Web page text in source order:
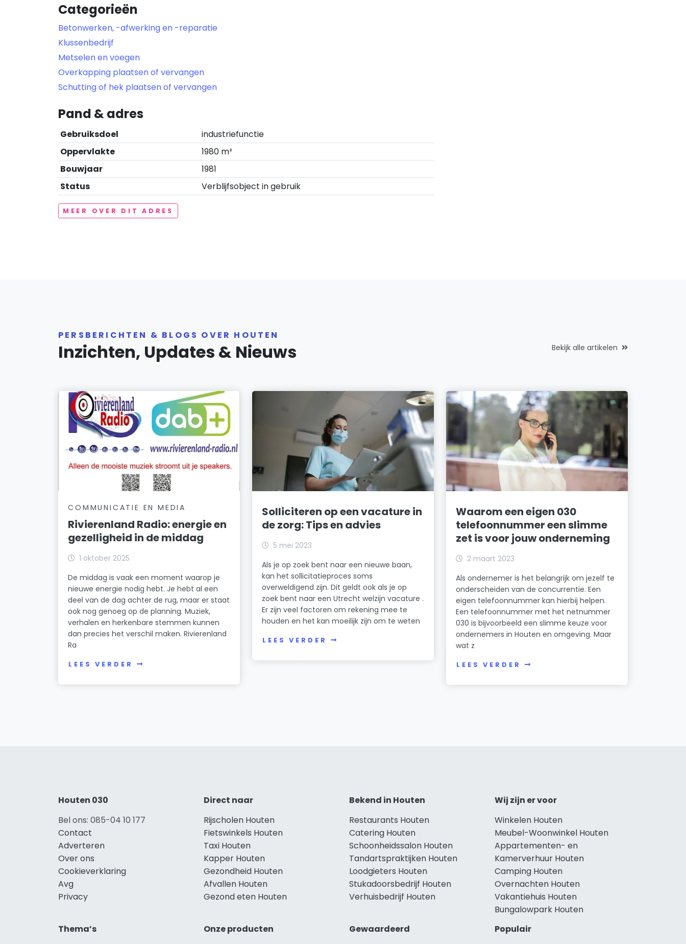
Categorieën
Betonwerken, -afwerking en -reparatie
Klussenbedrijf
Metselen en voegen
Overkapping plaatsen of vervangen
Schutting of hek plaatsen of vervangen
Pand & adres
Gebruiksdoel
industriefunctie
Oppervlakte
1980 m²
Bouwjaar
1981
Status
Verblijfsobject in gebruik
MEER OVER DIT ADRES
PERSBERICHTEN & BLOGS OVER HOUTEN
Inzichten, Updates & Nieuws Bekijk alle artikelen
COMMUNICATIE EN MEDIA
Rivierenland Radio: energie en
gezelligheid in de middag
1 oktober 2025
De middag is vaak een moment waarop je
nieuwe energie nodig hebt. Je hebt al een
deel van de dag achter de rug, maar er staat
ook nog genoeg op de planning. Muziek,
verhalen en herkenbare stemmen kunnen
dan precies het verschil maken. Rivierenland
Ra
LEES VERDER
Solliciteren op een vacature in
de zorg: Tips en advies
5 mei 2023
Als je op zoek bent naar een nieuwe baan,
kan het sollicitatieproces soms
overweldigend zijn. Dit geldt ook als je op
zoek bent naar een Utrecht welzijn vacature .
Er zijn veel factoren om rekening mee te
houden en het kan moeilijk zijn om te weten
LEES VERDER
Waarom een eigen 030
telefoonnummer een slimme
zet is voor jouw onderneming
2 maart 2023
Als ondernemer is het belangrijk om jezelf te
onderscheiden van de concurrentie. Een
eigen telefoonnummer kan hierbij helpen.
Een telefoonnummer met het netnummer
030 is bijvoorbeeld een slimme keuze voor
ondernemers in Houten en omgeving. Maar
wat z
LEES VERDER
Houten 030
Bel ons: 085-04 10 177
Contact
Adverteren
Over ons
Cookieverklaring
Avg
Privacy
Direct naar
Rijscholen Houten
Fietswinkels Houten
Taxi Houten
Kapper Houten
Gezondheid Houten
Afvallen Houten
Gezond eten Houten
Bekend in Houten
Restaurants Houten
Catering Houten
Schoonheidssalon Houten
Tandartspraktijken Houten
Loodgieters Houten
Stukadoorsbedrijf Houten
Verhuisbedrijf Houten
Wij zijn er voor
Winkelen Houten
Meubel-Woonwinkel Houten
Appartementen- en
Kamerverhuur Houten
Camping Houten
Overnachten Houten
Vakantiehuis Houten
Bungalowpark Houten
Thema’s
Onze producten
Gewaardeerd
Populair